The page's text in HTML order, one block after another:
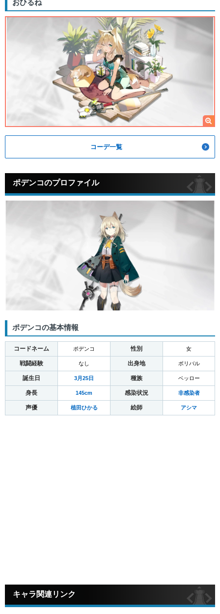
おひるね
コーデ一覧
ポデンコのプロファイル
ポデンコの基本情報
コードネーム ポデンコ 性別 女
戦闘経験 なし 出身地 ボリバル
誕生日 3月25日 種族 ベッロー
身長 145cm 感染状況 非感染者
声優 植田ひかる 絵師 アシマ
キャラ関連リンク